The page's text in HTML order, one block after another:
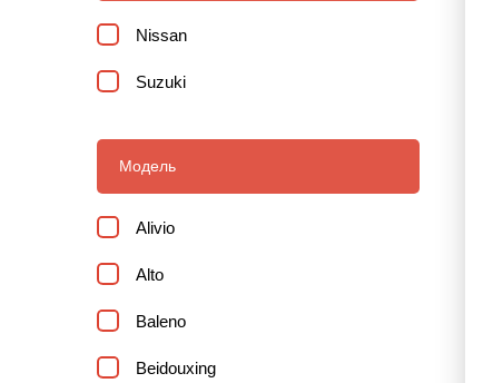
Nissan
Suzuki
Модель
Alivio
Alto
Baleno
Beidouxing